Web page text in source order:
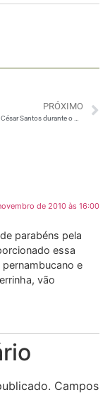
PRÓXIMO
Bate papo com César Santos durante o Concurso Gastronômico
de 2010 às 16:00
parabéns pela
essa
e
vão
Campos